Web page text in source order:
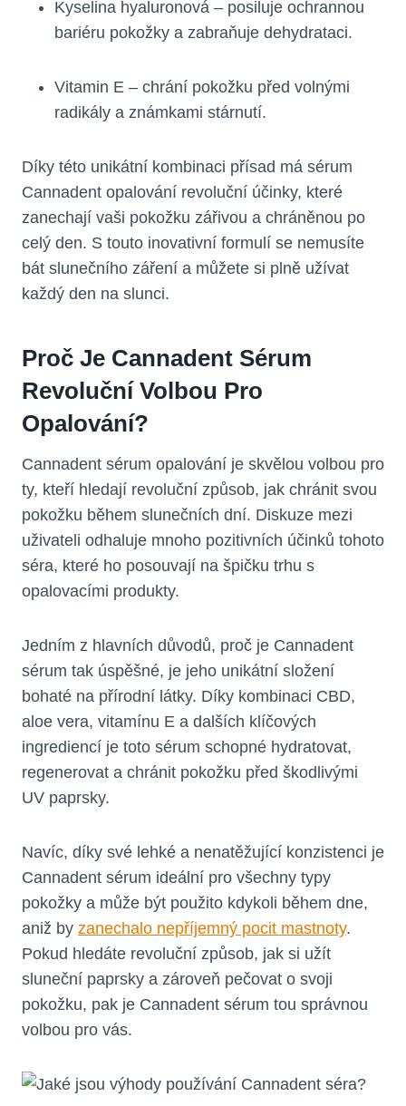
Kyselina hyaluronová – posiluje ochrannou
bariéru pokožky a zabraňuje dehydrataci.
Vitamin E – chrání pokožku před volnými
radikály a známkami stárnutí.
Díky této unikátní kombinaci přísad má sérum
Cannadent opalování revoluční účinky, které
zanechají vaši pokožku zářivou a chráněnou po
celý den. S touto inovativní formulí se nemusíte
bát slunečního záření a můžete si plně užívat
každý den na slunci.
Proč Je Cannadent Sérum
Revoluční Volbou Pro
Opalování?
Cannadent sérum opalování je skvělou volbou pro
ty, kteří hledají revoluční způsob, jak chránit svou
pokožku během slunečních dní. Diskuze mezi
uživateli odhaluje mnoho pozitivních účinků tohoto
séra, které ho posouvají na špičku trhu s
opalovacími produkty.
Jedním z hlavních důvodů, proč je Cannadent
sérum tak úspěšné, je jeho unikátní složení
bohaté na přírodní látky. Díky kombinaci CBD,
aloe vera, vitamínu E a dalších klíčových
ingrediencí je toto sérum schopné hydratovat,
regenerovat a chránit pokožku před škodlivými
UV paprsky.
Navíc, díky své lehké a nenatěžující konzistenci je
Cannadent sérum ideální pro všechny typy
pokožky a může být použito kdykoli během dne,
aniž by zanechalo nepříjemný pocit mastnoty.
Pokud hledáte revoluční způsob, jak si užít
sluneční paprsky a zároveň pečovat o svoji
pokožku, pak je Cannadent sérum tou správnou
volbou pro vás.